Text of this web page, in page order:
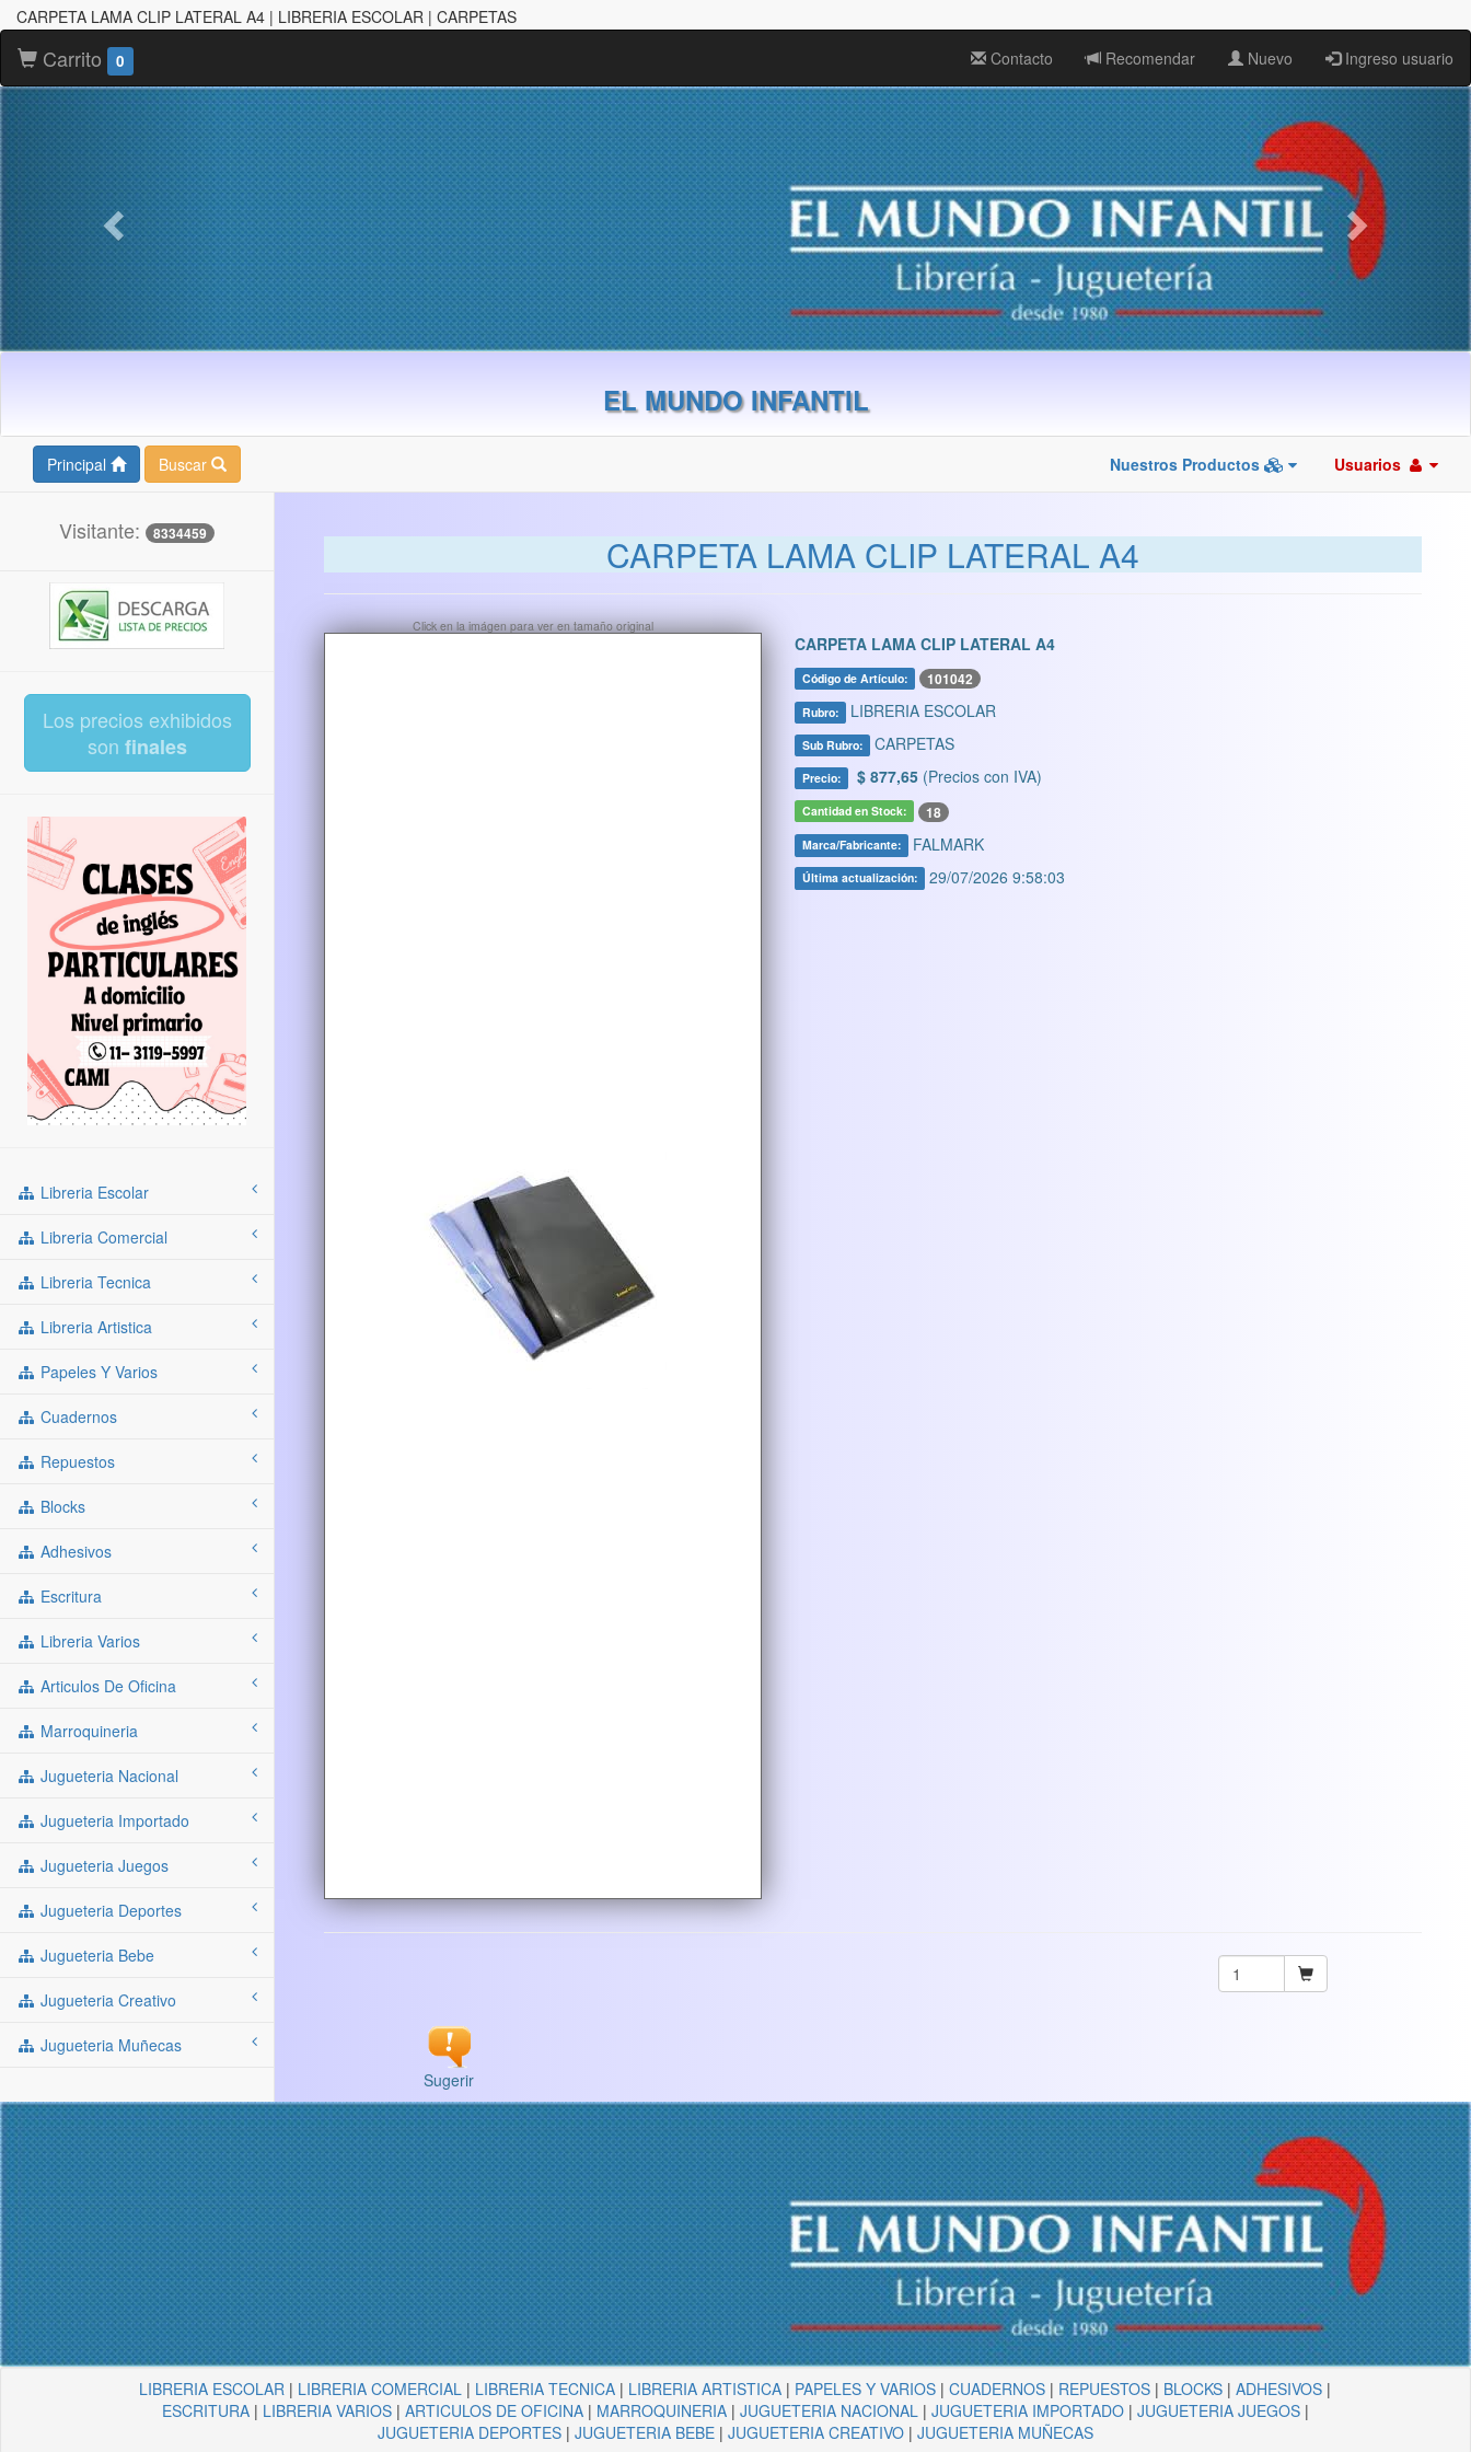
CARPETA LAMA CLIP LATERAL A4 | LIBRERIA ESCOLAR | CARPETAS
Carrito 0 Contacto Recomendar Nuevo Ingreso usuario
EL MUNDO INFANTIL
Principal Buscar Nuestros Productos Usuarios
Visitante: 8334459
Los precios exhibidos
son finales
Libreria Escolar
Libreria Comercial
Libreria Tecnica
Libreria Artistica
Papeles Y Varios
Cuadernos
Repuestos
Blocks
Adhesivos
Escritura
Libreria Varios
Articulos De Oficina
Marroquineria
Jugueteria Nacional
Jugueteria Importado
Jugueteria Juegos
Jugueteria Deportes
Jugueteria Bebe
Jugueteria Creativo
Jugueteria Muñecas
CARPETA LAMA CLIP LATERAL A4
Click en la imágen para ver en tamaño original
CARPETA LAMA CLIP LATERAL A4
Código de Artículo: 101042
Rubro: LIBRERIA ESCOLAR
Sub Rubro: CARPETAS
Precio: $ 877,65 (Precios con IVA)
Cantidad en Stock: 18
Marca/Fabricante: FALMARK
Última actualización: 29/07/2026 9:58:03
Sugerir
LIBRERIA ESCOLAR | LIBRERIA COMERCIAL | LIBRERIA TECNICA | LIBRERIA ARTISTICA | PAPELES Y VARIOS |CUADERNOS | REPUESTOS | BLOCKS |ADHESIVOS |
ESCRITURA| LIBRERIA VARIOS| ARTICULOS DE OFICINA| MARROQUINERIA| JUGUETERIA NACIONAL | JUGUETERIA IMPORTADO| JUGUETERIA JUEGOS|
JUGUETERIA DEPORTES| JUGUETERIA BEBE| JUGUETERIA CREATIVO| JUGUETERIA MUÑECAS